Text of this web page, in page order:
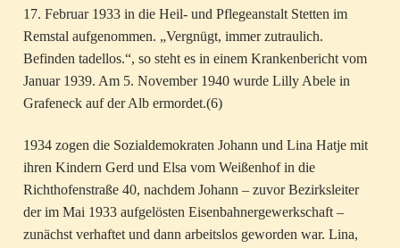
17. Februar 1933 in die Heil- und Pflegeanstalt Stetten im
Remstal aufgenommen. „Vergnügt, immer zutraulich.
Befinden tadellos.“, so steht es in einem Krankenbericht vom
Januar 1939. Am 5. November 1940 wurde Lilly Abele in
Grafeneck auf der Alb ermordet.(6)
1934 zogen die Sozialdemokraten Johann und Lina Hatje mit
ihren Kindern Gerd und Elsa vom Weißenhof in die
Richthofenstraße 40, nachdem Johann – zuvor Bezirksleiter
der im Mai 1933 aufgelösten Eisenbahnergewerkschaft –
zunächst verhaftet und dann arbeitslos geworden war. Lina,